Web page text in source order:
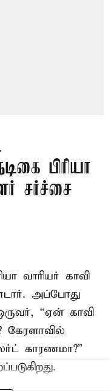
பிரியா
சர்ச்சை
வாரியர் காவி
அப்போது
“ஏன் காவி
காரணமா?”